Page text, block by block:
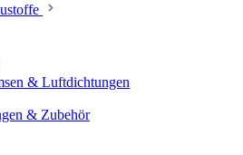
& Luftdichtungen
& Zubehör